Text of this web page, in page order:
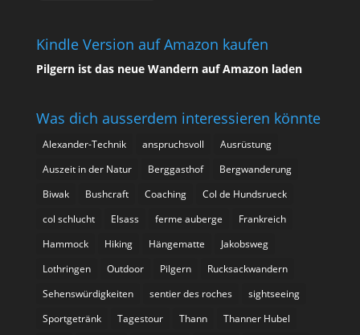
Kindle Version auf Amazon kaufen
Pilgern ist das neue Wandern auf Amazon laden
Was dich ausserdem interessieren könnte
Alexander-Technik anspruchsvoll
Ausrüstung
Auszeit in der Natur
Berggasthof
Bergwanderung
Biwak
Bushcraft Coaching
Col de Hundsrueck
col schlucht
Elsass ferme auberge
Frankreich
Hammock
Hiking Hängematte
Jakobsweg
Lothringen
Outdoor Pilgern
Rucksackwandern
Sehenswürdigkeiten
sentier des roches
sightseeing
Sportgetränk
Tagestour Thann
Thanner Hubel